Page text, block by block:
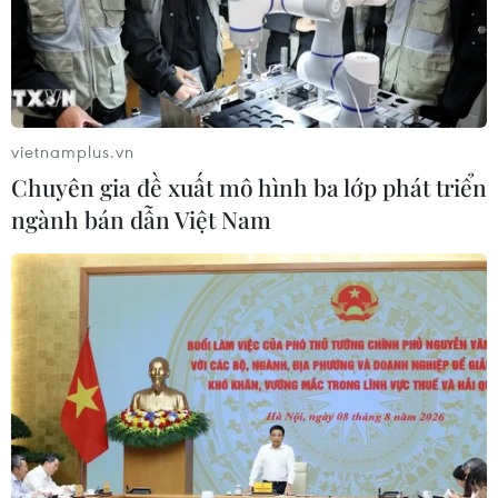
trừng phạt Hezbollah
07/08/2026 02:31
Syria: Nổ xe buýt gần thủ đô Damascus khiến 2
người chết và 13 người bị thương
07/08/2026 00:50
vietnamplus.vn
Chuyên gia đề xuất mô hình ba lớp phát triển
ngành bán dẫn Việt Nam